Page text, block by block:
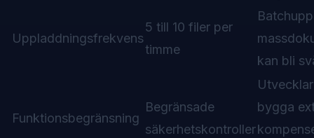
Uppladdningsfrekvens
5 till 10 filer per
timme
kan bli
Funktionsbegränsning
Begränsade
säkerhetskontroller
bygga